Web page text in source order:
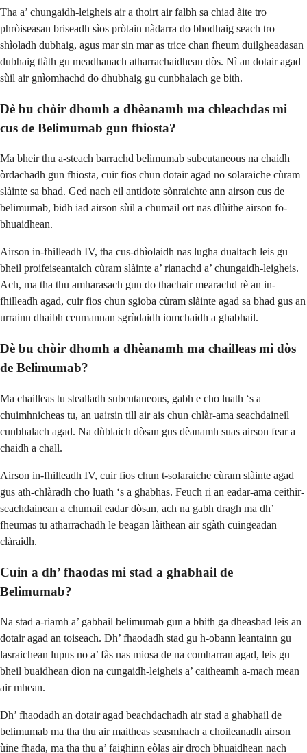
Tha a’ chungaidh-leigheis air a thoirt air falbh sa chiad àite tro
phròiseasan briseadh sìos pròtain nàdarra do bhodhaig seach tro
shìoladh dubhaig, agus mar sin mar as trice chan fheum duilgheadasan
dubhaig tlàth gu meadhanach atharrachaidhean dòs. Nì an dotair agad
sùil air gnìomhachd do dhubhaig gu cunbhalach ge bith.
Dè bu chòir dhomh a dhèanamh ma chleachdas mi
cus de Belimumab gun fhiosta?
Ma bheir thu a-steach barrachd belimumab subcutaneous na chaidh
òrdachadh gun fhiosta, cuir fios chun dotair agad no solaraiche cùram
slàinte sa bhad. Ged nach eil antidote sònraichte ann airson cus de
belimumab, bidh iad airson sùil a chumail ort nas dlùithe airson fo-
bhuaidhean.
Airson in-fhilleadh IV, tha cus-dhìolaidh nas lugha dualtach leis gu
bheil proifeiseantaich cùram slàinte a’ rianachd a’ chungaidh-leigheis.
Ach, ma tha thu amharasach gun do thachair mearachd rè an in-
fhilleadh agad, cuir fios chun sgioba cùram slàinte agad sa bhad gus an
urrainn dhaibh ceumannan sgrùdaidh iomchaidh a ghabhail.
Dè bu chòir dhomh a dhèanamh ma chailleas mi dòs
de Belimumab?
Ma chailleas tu stealladh subcutaneous, gabh e cho luath ‘s a
chuimhnicheas tu, an uairsin till air ais chun chlàr-ama seachdaineil
cunbhalach agad. Na dùblaich dòsan gus dèanamh suas airson fear a
chaidh a chall.
Airson in-fhilleadh IV, cuir fios chun t-solaraiche cùram slàinte agad
gus ath-chlàradh cho luath ‘s a ghabhas. Feuch ri an eadar-ama ceithir-
seachdainean a chumail eadar dòsan, ach na gabh dragh ma dh’
fheumas tu atharrachadh le beagan làithean air sgàth cuingeadan
clàraidh.
Cuin a dh’ fhaodas mi stad a ghabhail de
Belimumab?
Na stad a-riamh a’ gabhail belimumab gun a bhith ga dheasbad leis an
dotair agad an toiseach. Dh’ fhaodadh stad gu h-obann leantainn gu
lasraichean lupus no a’ fàs nas miosa de na comharran agad, leis gu
bheil buaidhean dìon na cungaidh-leigheis a’ caitheamh a-mach mean
air mhean.
Dh’ fhaodadh an dotair agad beachdachadh air stad a ghabhail de
belimumab ma tha thu air maitheas seasmhach a choileanadh airson
ùine fhada, ma tha thu a’ faighinn eòlas air droch bhuaidhean nach